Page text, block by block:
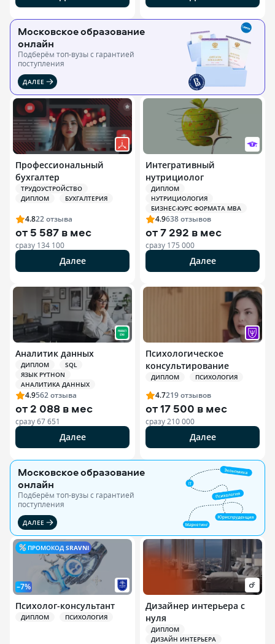
Московское образование
онлайн
Подберём топ-вузы c гарантией
поступления
ДАЛЕЕ
Профессиональный
бухгалтер
ТРУДОУСТРОЙСТВО
ДИПЛОМ
БУХГАЛТЕРИЯ
4.822отзыва
от 5 587 в мес
сразу 134 100
Далее
Интегративный
нутрициолог
ДИПЛОМ
НУТРИЦИОЛОГИЯ
БИЗНЕС-КУРС ФОРМАТА MBA
4.9638отзывов
от7 292 в мес
сразу 175 000
Далее
Аналитик данных
ДИПЛОМ
SQL
ЯЗЫК PYTHON
АНАЛИТИКА ДАННЫХ
4.9562отзыва
от2 088 в мес
сразу67 651
Далее
Психологическое
консультирование
ДИПЛОМ ПСИХОЛОГИЯ
4.7219отзывов
от17 500 в мес
сразу 210 000
Далее
Московское образование
онлайн
Подберём топ-вузы c гарантией
поступления
ДАЛЕЕ
ПРОМОКОД SRAVNI
–7%
Психолог-консультант
ДИПЛОМ ПСИХОЛОГИЯ
Дизайнер интерьера с
нуля
ДИПЛОМ
ДИЗАЙН ИНТЕРЬЕРА